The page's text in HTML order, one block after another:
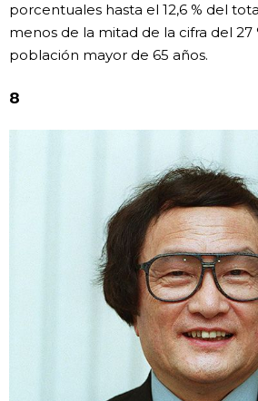
porcentuales hasta el 12,6 % del
menos de la mitad de la cifra del
población mayor de 65 años.
8